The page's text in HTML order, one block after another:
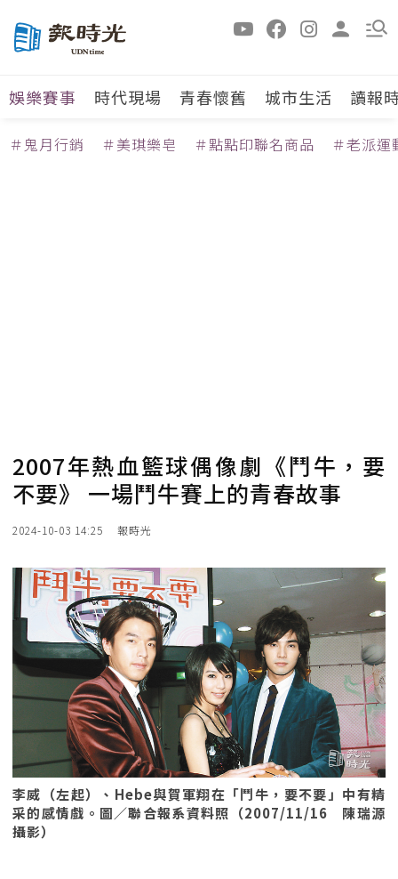
娛樂賽事 時代現場 青春懷舊 城市生活 讀報
＃鬼月行銷 ＃美琪樂皂 ＃點點印聯名商品 ＃老派運
2007年熱血籃球偶像劇《鬥牛，要
不要》 一場鬥牛賽上的青春故事
2024-10-03 14:25 報時光
李威（左起）、Hebe與賀軍翔在「鬥牛，要不要」中有精
采的感情戲。圖／聯合報系資料照（2007/11/16 陳瑞源
攝影）